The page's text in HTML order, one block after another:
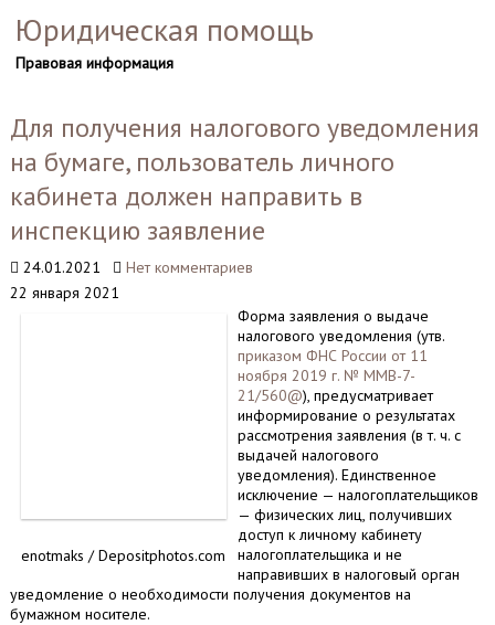
Юридическая помощь
Правовая информация
Для получения налогового уведомления
на бумаге, пользователь личного
кабинета должен направить в
инспекцию заявление
24.01.2021
Нет комментариев
22 января 2021
enotmaks / Depositphotos.com
Форма заявления о выдаче
налогового уведомления (утв.
приказом ФНС России от 11
ноября 2019 г. № ММВ-7-
21/560@), предусматривает
информирование о результатах
рассмотрения заявления (в т. ч. с
выдачей налогового
уведомления). Единственное
исключение — налогоплательщиков
— физических лиц, получивших
доступ к личному кабинету
налогоплательщика и не
направивших в налоговый орган
уведомление о необходимости получения документов на
бумажном носителе.